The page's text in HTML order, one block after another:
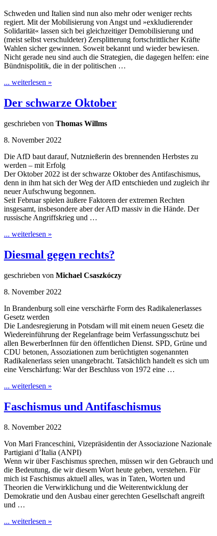
Schweden und Italien sind nun also mehr oder weniger rechts
regiert. Mit der Mobilisierung von Angst und »exkludierender
Solidarität« lassen sich bei gleichzeitiger Demobilisierung und
(meist selbst verschuldeter) Zersplitterung fortschrittlicher Kräfte
Wahlen sicher gewinnen. Soweit bekannt und wieder bewiesen.
Nicht gerade neu sind auch die Strategien, die dagegen helfen: eine
Bündnispolitik, die in der politischen …
... weiterlesen »
Der schwarze Oktober
geschrieben von Thomas Willms
8. November 2022
Die AfD baut darauf, Nutznießerin des brennenden Herbstes zu
werden – mit Erfolg
Der Oktober 2022 ist der schwarze Oktober des Antifaschismus,
denn in ihm hat sich der Weg der AfD entschieden und zugleich ihr
neuer Aufschwung begonnen.
Seit Februar spielen äußere Faktoren der extremen Rechten
insgesamt, insbesondere aber der AfD massiv in die Hände. Der
russische Angriffskrieg und …
... weiterlesen »
Diesmal gegen rechts?
geschrieben von Michael Csaszkóczy
8. November 2022
In Brandenburg soll eine verschärfte Form des Radikalenerlasses
Gesetz werden
Die Landesregierung in Potsdam will mit einem neuen Gesetz die
Wiedereinführung der Regelanfrage beim Verfassungsschutz bei
allen BewerberInnen für den öffentlichen Dienst. SPD, Grüne und
CDU betonen, Assoziationen zum berüchtigten sogenannten
Radikalenerlass seien unangebracht. Tatsächlich handelt es sich um
eine Verschärfung: War der Beschluss von 1972 eine …
... weiterlesen »
Faschismus und Antifaschismus
8. November 2022
Von Mari Franceschini, Vizepräsidentin der Associazione Nazionale
Partigiani d’Italia (ANPI)
Wenn wir über Faschismus sprechen, müssen wir den Gebrauch und
die Bedeutung, die wir diesem Wort heute geben, verstehen. Für
mich ist Faschismus aktuell alles, was in Taten, Worten und
Theorien die Verwirklichung und die Weiterentwicklung der
Demokratie und den Ausbau einer gerechten Gesellschaft angreift
und …
... weiterlesen »